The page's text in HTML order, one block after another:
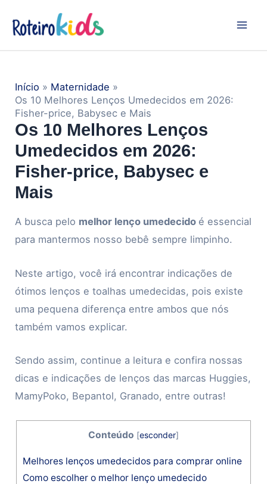
para
Início
Maternidade
Os 10 Melhores Lenços Umedecidos em 2026:
Fisher-price, Babysec e Mais
Os 10 Melhores Lenços
Umedecidos em 2026:
Fisher-price, Babysec e
Mais
A busca pelo melhor lenço umedecido é essencial
para mantermos nosso bebê sempre limpinho.
Neste artigo, você irá encontrar indicações de
ótimos lenços e toalhas umedecidas, pois existe
uma pequena diferença entre ambos que nós
também vamos explicar.
Sendo assim, continue a leitura e confira nossas
dicas e indicações de lenços das marcas Huggies,
MamyPoko, Bepantol, Granado, entre outras!
Conteúdo [esconder]
Melhores lenços umedecidos para comprar online
Como escolher o melhor lenço umedecido
de